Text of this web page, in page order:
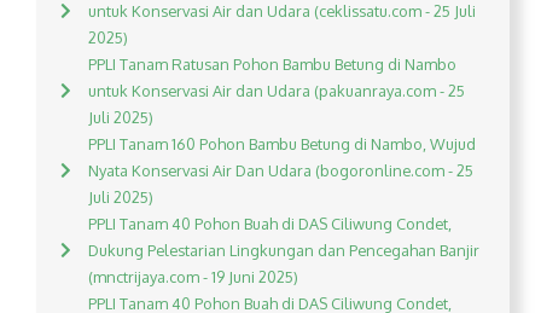
untuk Konservasi Air dan Udara (ceklissatu.com - 25 Juli
2025)
PPLI Tanam Ratusan Pohon Bambu Betung di Nambo
untuk Konservasi Air dan Udara (pakuanraya.com - 25
Juli 2025)
PPLI Tanam 160 Pohon Bambu Betung di Nambo, Wujud
Nyata Konservasi Air Dan Udara (bogoronline.com - 25
Juli 2025)
PPLI Tanam 40 Pohon Buah di DAS Ciliwung Condet,
Dukung Pelestarian Lingkungan dan Pencegahan Banjir
(mnctrijaya.com - 19 Juni 2025)
PPLI Tanam 40 Pohon Buah di DAS Ciliwung Condet,